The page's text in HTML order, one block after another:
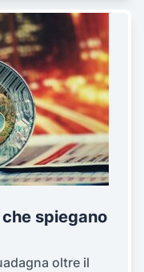
spiegano
oltre il